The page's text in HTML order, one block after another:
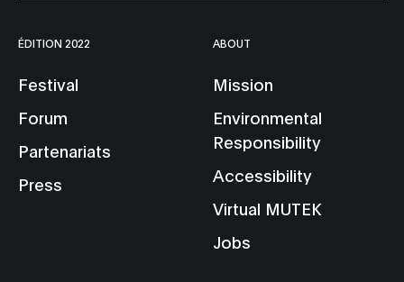
ÉDITION 2022
Festival
Forum
Partenariats
Press
ABOUT
Mission
Environmental
Responsibility
Accessibility
Virtual MUTEK
Jobs